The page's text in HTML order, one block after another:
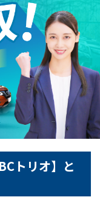
トリオ】と